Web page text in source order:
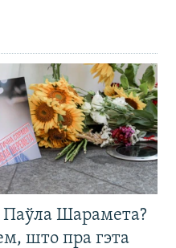
Паўла Шарамета?
што пра гэта